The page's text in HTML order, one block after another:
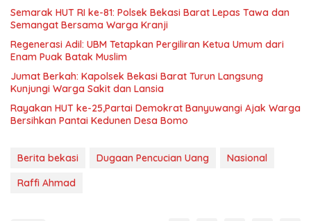
Semarak HUT RI ke-81: Polsek Bekasi Barat Lepas Tawa dan
Semangat Bersama Warga Kranji
Regenerasi Adil: UBM Tetapkan Pergiliran Ketua Umum dari
Enam Puak Batak Muslim
Jumat Berkah: Kapolsek Bekasi Barat Turun Langsung
Kunjungi Warga Sakit dan Lansia
Rayakan HUT ke-25,Partai Demokrat Banyuwangi Ajak Warga
Bersihkan Pantai Kedunen Desa Bomo
Berita bekasi Dugaan Pencucian Uang
Nasional
Raffi Ahmad